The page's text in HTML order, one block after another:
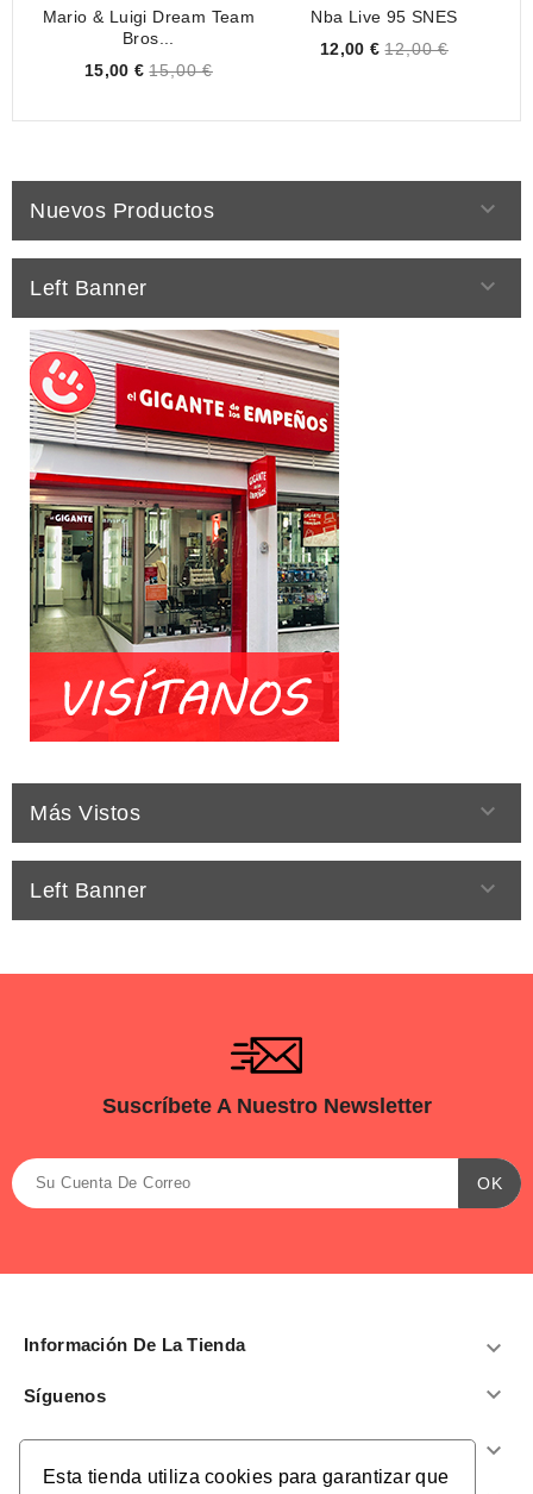
Esta tienda utiliza cookies para garantizar que
Mario & Luigi Dream Team
Bros...
Price
15,00 € 15,00 €
Nba Live 95 SNES
Price
12,00 € 12,00 €
Nuevos Productos 
Left Banner 
Más Vistos 
Left Banner 
Suscríbete A Nuestro Newsletter
Información De La Tienda 
Síguenos 
Productos 